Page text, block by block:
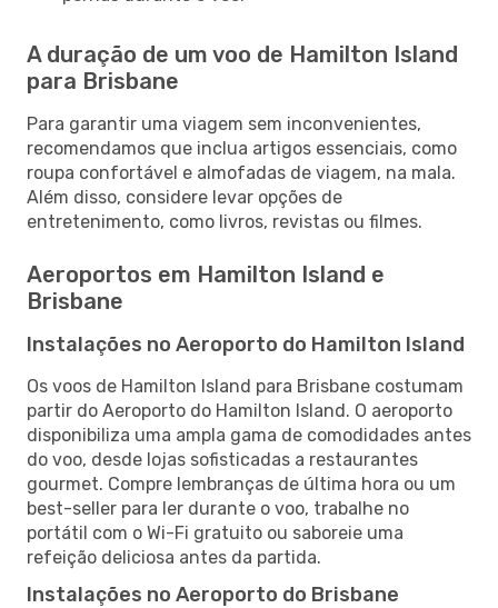
A duração de um voo de Hamilton Island
para Brisbane
Para garantir uma viagem sem inconvenientes,
recomendamos que inclua artigos essenciais, como
roupa confortável e almofadas de viagem, na mala.
Além disso, considere levar opções de
entretenimento, como livros, revistas ou filmes.
Aeroportos em Hamilton Island e
Brisbane
Instalações no Aeroporto do Hamilton Island
Os voos de Hamilton Island para Brisbane costumam
partir do Aeroporto do Hamilton Island. O aeroporto
disponibiliza uma ampla gama de comodidades antes
do voo, desde lojas sofisticadas a restaurantes
gourmet. Compre lembranças de última hora ou um
best-seller para ler durante o voo, trabalhe no
portátil com o Wi-Fi gratuito ou saboreie uma
refeição deliciosa antes da partida.
Instalações no Aeroporto do Brisbane